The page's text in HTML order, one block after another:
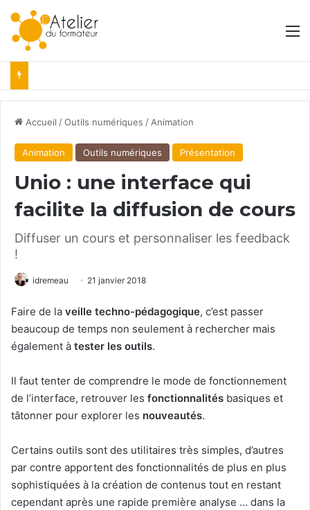
Accueil /Outils numériques / Animation
Animation Outils numériques Présentation
Unio : une interface qui
facilite la diffusion de cours
Diffuser un cours et personnaliser les feedback
!
idremeau 21 janvier 2018
Faire de la veille techno-pédagogique, c’est passer
beaucoup de temps non seulement à rechercher mais
également à tester les outils.
Il faut tenter de comprendre le mode de fonctionnement
de l’interface, retrouver les fonctionnalités basiques et
tâtonner pour explorer les nouveautés.
Certains outils sont des utilitaires très simples, d’autres
par contre apportent des fonctionnalités de plus en plus
sophistiquées à la création de contenus tout en restant
cependant après une rapide première analyse … dans la